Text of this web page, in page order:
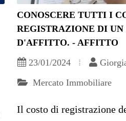
CONOSCERE TUTTI I
REGISTRAZIONE DI UN
D'AFFITTO. - AFFITTO
23/01/2024
Mercato Immobiliare
Il costo di registrazione